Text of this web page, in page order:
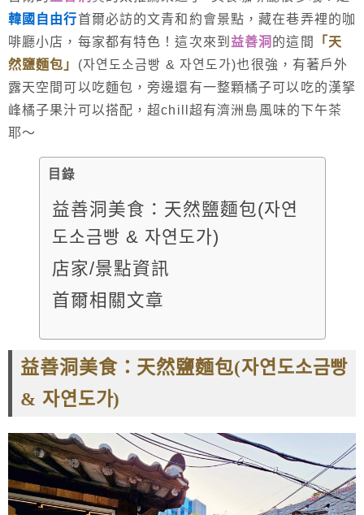
韓國自由行首爾必訪的文青和約會景點，藏在巷弄裡的咖
啡廳小店，每家都有特色！這次來到 益善洞 的這間
「天
然鹽麵包」 (자연도소금빵 & 자연도가)也很強，有著戶外
露天空間可以吃麵包，旁邊還有一整顆橘子可以吃的漢拏
峰橘子果汁可以搭配，超chill超有濟洲島風味的下午茶
耶～
目錄
益善洞美食：天然鹽麵包(자연
도소금빵 & 자연도가)
店家/景點資訊
首爾相關文章
益善洞美食：天然鹽麵包(자연도소금빵
& 자연도가)